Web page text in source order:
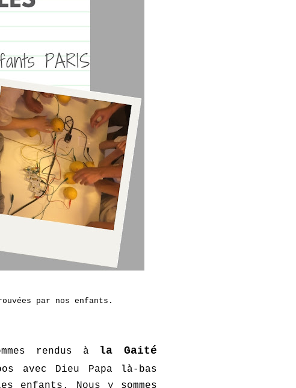
par nos enfants.
rendus à la Gaité
avec Dieu Papa là-bas
enfants. Nous y sommes